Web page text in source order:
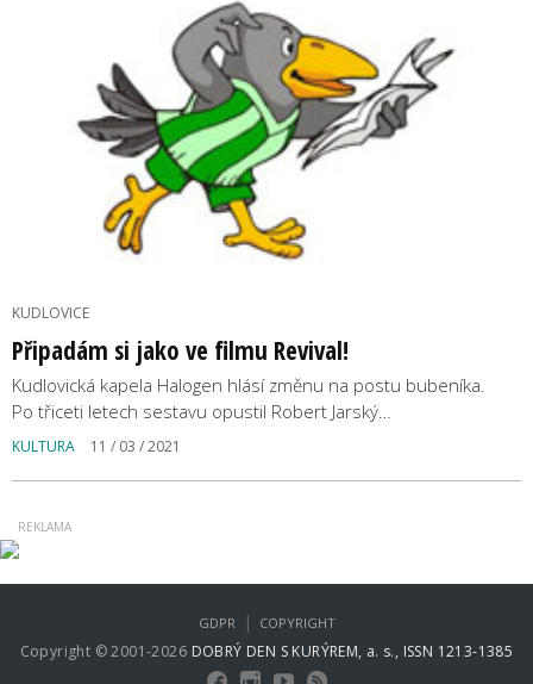
KUDLOVICE
Připadám si jako ve filmu Revival!
Kudlovická kapela Halogen hlásí změnu na postu bubeníka.
Po třiceti letech sestavu opustil Robert Jarský…
KULTURA 11 / 03 / 2021
Copyright © 2001-2026 DOBRÝ DEN S KURÝREM, a. s., ISSN 1213-1385
GDPR | COPYRIGHT